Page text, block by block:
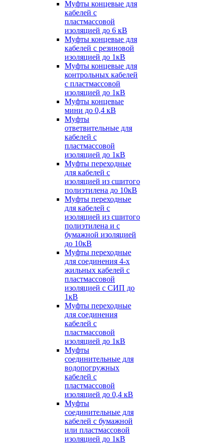
Муфты концевые для
кабелей с
пластмассовой
изоляцией до 6 кВ
Муфты концевые для
кабелей с резиновой
изоляцией до 1кВ
Муфты концевые для
контрольных кабелей
с пластмассовой
изоляцией до 1кВ
Муфты концевые
мини до 0,4 кВ
Муфты
ответвительные для
кабелей с
пластмассовой
изоляцией до 1кВ
Муфты переходные
для кабелей с
изоляцией из сшитого
полиэтилена до 10кВ
Муфты переходные
для кабелей с
изоляцией из сшитого
полиэтилена и с
бумажной изоляцией
до 10кВ
Муфты переходные
для соединения 4-х
жильных кабелей с
пластмассовой
изоляцией с СИП до
1кВ
Муфты переходные
для соединения
кабелей с
пластмассовой
изоляцией до 1кВ
Муфты
соединительные для
водопогружных
кабелей с
пластмассовой
изоляцией до 0,4 кВ
Муфты
соединительные для
кабелей с бумажной
или пластмассовой
изоляцией до 1кВ